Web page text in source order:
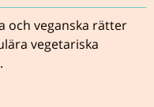
och veganska rätter
vegetariska